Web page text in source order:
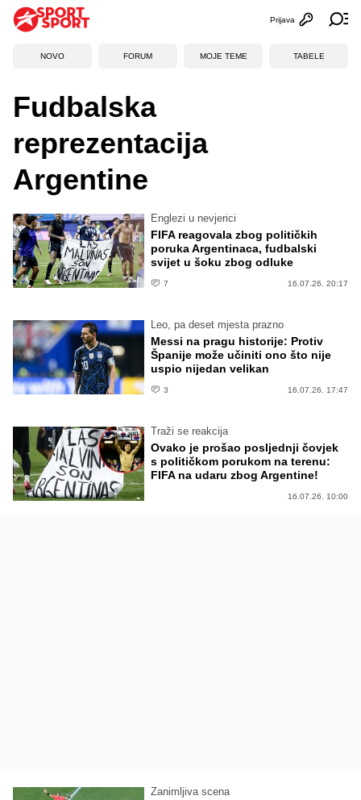
Otvori
Prijava
NOVO FORUM MOJE TEME TABELE
Fudbalska
reprezentacija
Argentine
Englezi u nevjerici
FIFA reagovala zbog političkih
poruka Argentinaca, fudbalski
svijet u šoku zbog odluke
7 16.07.26. 20:17
Leo, pa deset mjesta prazno
Messi na pragu historije: Protiv
Španije može učiniti ono što nije
uspio nijedan velikan
3 16.07.26. 17:47
Traži se reakcija
Ovako je prošao posljednji čovjek
s političkom porukom na terenu:
FIFA na udaru zbog Argentine!
16.07.26. 10:00
Zanimljiva scena